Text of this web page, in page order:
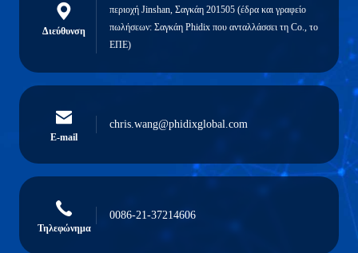
Διεύθυνση
περιοχή Jinshan, Σαγκάη 201505 (έδρα και γραφείο
πωλήσεων: Σαγκάη Phidix που ανταλλάσσει τη Co., το
ΕΠΕ)
E-mail
chris.wang@phidixglobal.com
Τηλεφώνημα
0086-21-37214606